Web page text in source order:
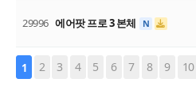
29996 에어팟 프로 3 본체 N
1 2 3 4 5 6 7 8 9 10